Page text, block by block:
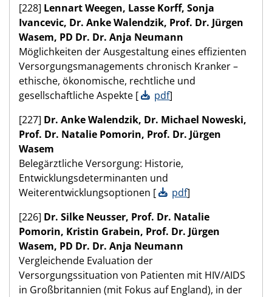
[228] Lennart Weegen, Lasse Korff, Sonja
Ivancevic, Dr. Anke Walendzik, Prof. Dr. Jürgen
Wasem, PD Dr. Dr. Anja Neumann
Möglichkeiten der Ausgestaltung eines effizienten
Versorgungsmanagements chronisch Kranker –
ethische, ökonomische, rechtliche und
gesellschaftliche Aspekte [
pdf]
[227] Dr. Anke Walendzik, Dr. Michael Noweski,
Prof. Dr. Natalie Pomorin, Prof. Dr. Jürgen
Wasem
Belegärztliche Versorgung: Historie,
Entwicklungsdeterminanten und
Weiterentwicklungsoptionen [
pdf]
[226] Dr. Silke Neusser, Prof. Dr. Natalie
Pomorin, Kristin Grabein, Prof. Dr. Jürgen
Wasem, PD Dr. Dr. Anja Neumann
Vergleichende Evaluation der
Versorgungssituation von Patienten mit HIV/AIDS
in Großbritannien (mit Fokus auf England), in der